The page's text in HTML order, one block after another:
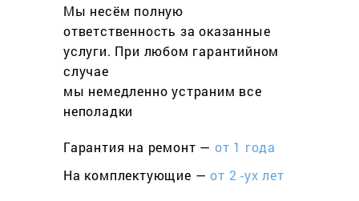
Мы несём полную
ответственность за оказанные
услуги. При любом гарантийном
cлучае
мы немедленно устраним все
неполадки
Гарантия на ремонт — от 1 года
На комплектующие —от 2 -ух лет